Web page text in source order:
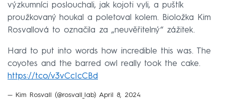
výzkumníci poslouchali, jak kojoti vyli, a puštík
proužkovaný houkal a poletoval kolem. Bioložka Kim
Rosvallová to označila za „neuvěřitelný“ zážitek.
Hard to put into words how incredible this was. The
coyotes and the barred owl really took the cake.
https://t.co/v3vCcIcCBd
— Kim Rosvall (@rosvall_lab) April 8, 2024